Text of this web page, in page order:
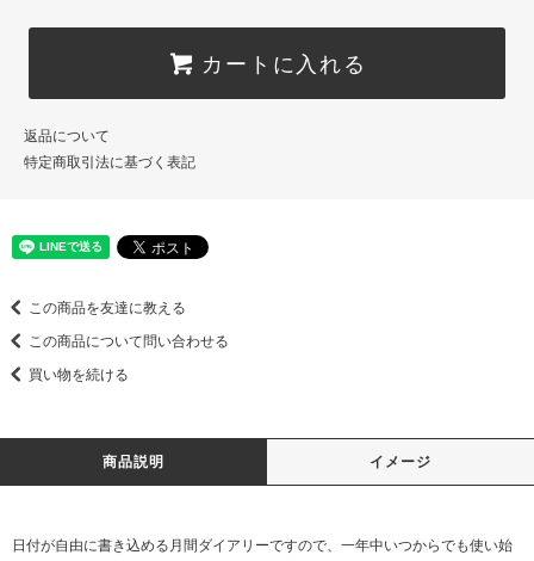
カートに入れる
返品について
特定商取引法に基づく表記
この商品を友達に教える
この商品について問い合わせる
買い物を続ける
商品説明 イメージ
日付が自由に書き込める月間ダイアリーですので、一年中いつからでも使い始